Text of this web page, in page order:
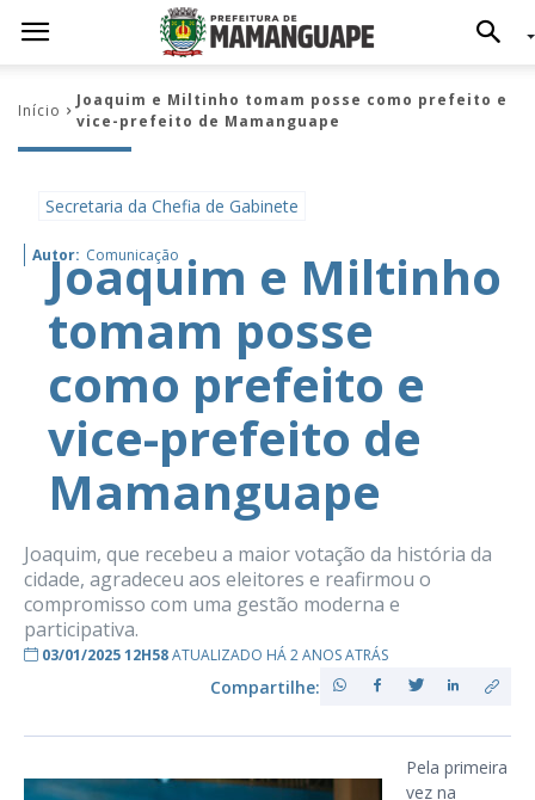
Início
Joaquim e Miltinho tomam posse como prefeito e
vice-prefeito de Mamanguape
Secretaria da Chefia de Gabinete
Autor: Comunicação
Joaquim e Miltinho
tomam posse
como prefeito e
vice-prefeito de
Mamanguape
Joaquim, que recebeu a maior votação da história da
cidade, agradeceu aos eleitores e reafirmou o
compromisso com uma gestão moderna e
participativa.
03/01/2025 12H58ATUALIZADO HÁ 2 ANOS ATRÁS
Compartilhe:
Pela primeira
vez na